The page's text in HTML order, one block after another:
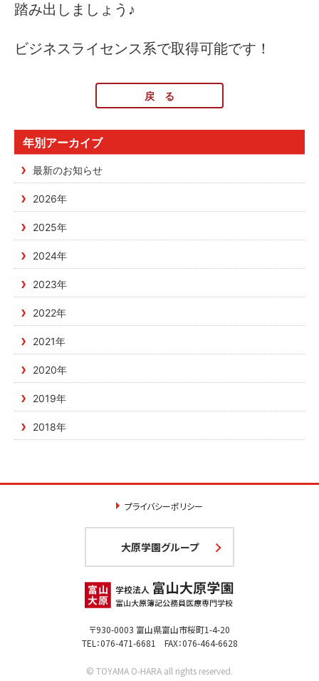
踏み出しましょう♪
ビジネスライセンス系で取得可能です！
戻 る
年別アーカイブ
最新のお知らせ
2026年
2025年
2024年
2023年
2022年
2021年
2020年
2019年
2018年
プライバシーポリシー
大原学園グループ
〒930-0003 富山県富山市桜町1-4-20
TEL：076-471-6681 FAX：076-464-6628
© TOYAMA O-HARA all rights reserved.